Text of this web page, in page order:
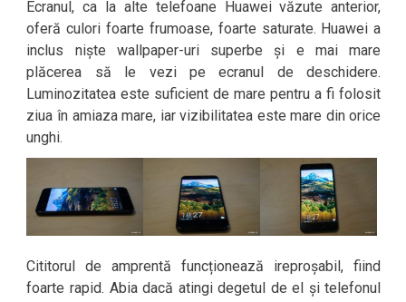
Ecranul, ca la alte telefoane Huawei văzute anterior,
oferă culori foarte frumoase, foarte saturate. Huawei a
inclus niște wallpaper-uri superbe și e mai mare
plăcerea să le vezi pe ecranul de deschidere.
Luminozitatea este suficient de mare pentru a fi folosit
ziua în amiaza mare, iar vizibilitatea este mare din orice
unghi.
Cititorul de amprentă funcționează ireproșabil, fiind
foarte rapid. Abia dacă atingi degetul de el și telefonul